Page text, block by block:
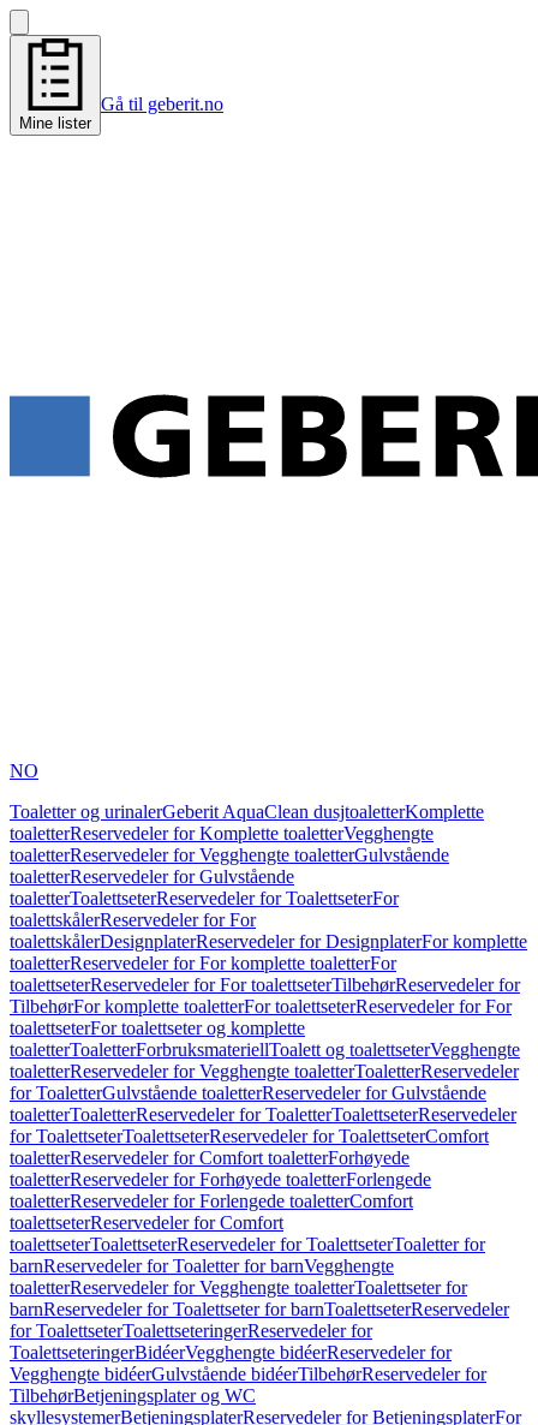
Mine lister
Gå til geberit.no
NO
Toaletter og urinalerGeberit AquaClean dusjtoaletterKomplette
toaletterReservedeler for Komplette toaletterVegghengte
toaletterReservedeler for Vegghengte toaletterGulvstående
toaletterReservedeler for Gulvstående
toaletterToalettseterReservedeler for ToalettseterFor
toalettskålerReservedeler for For
toalettskålerDesignplaterReservedeler for DesignplaterFor komplette
toaletterReservedeler for For komplette toaletterFor
toalettseterReservedeler for For toalettseterTilbehørReservedeler for
TilbehørFor komplette toaletterFor toalettseterReservedeler for For
toalettseterFor toalettseter og komplette
toaletterToaletterForbruksmateriellToalett og toalettseterVegghengte
toaletterReservedeler for Vegghengte toaletterToaletterReservedeler
for ToaletterGulvstående toaletterReservedeler for Gulvstående
toaletterToaletterReservedeler for ToaletterToalettseterReservedeler
for ToalettseterToalettseterReservedeler for ToalettseterComfort
toaletterReservedeler for Comfort toaletterForhøyede
toaletterReservedeler for Forhøyede toaletterForlengede
toaletterReservedeler for Forlengede toaletterComfort
toalettseterReservedeler for Comfort
toalettseterToalettseterReservedeler for ToalettseterToaletter for
barnReservedeler for Toaletter for barnVegghengte
toaletterReservedeler for Vegghengte toaletterToalettseter for
barnReservedeler for Toalettseter for barnToalettseterReservedeler
for ToalettseterToalettseteringerReservedeler for
ToalettseteringerBidéerVegghengte bidéerReservedeler for
Vegghengte bidéerGulvstående bidéerTilbehørReservedeler for
TilbehørBetjeningsplater og WC
skyllesystemerBetjeningsplaterReservedeler for BetjeningsplaterFor